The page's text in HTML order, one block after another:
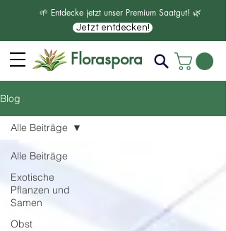
🌱 Entdecke jetzt unser Premium Saatgut! 🌿
Jetzt entdecken!
Floraspora
Blog
Alle Beiträge
Exotische
Pflanzen und
Samen
Obst
Alle Beiträge